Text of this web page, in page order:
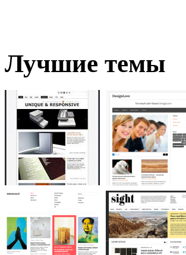
Лучшие темы